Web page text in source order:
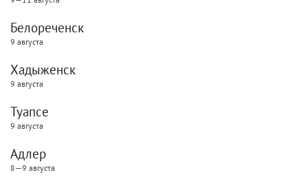
Белореченск
9 августа
Хадыженск
9 августа
Туапсе
9 августа
Адлер
8—9 августа